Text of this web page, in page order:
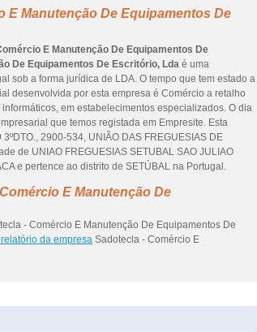
E Manutenção De Equipamentos De
E Manutenção De Equipamentos De
De Equipamentos De Escritório, Lda é uma
sob a forma jurídica de LDA. O tempo que tem estado a
desenvolvida por esta empresa é Comércio a retalho
em estabelecimentos especializados. O dia
que temos registada em Empresite. Esta
2900-534, UNIÃO DAS FREGUESIAS DE
de UNIAO FREGUESIAS SETUBAL SAO JULIAO
e pertence ao distrito de SETÚBAL na Portugal.
E Manutenção De
- Comércio E Manutenção De Equipamentos De
da empresa Sadotecla - Comércio E